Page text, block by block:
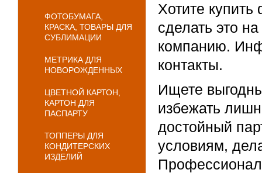
ФОТОБУМАГА,
КРАСКА, ТОВАРЫ ДЛЯ
СУБЛИМАЦИИ
МЕТРИКА ДЛЯ
НОВОРОЖДЕННЫХ
ЦВЕТНОЙ КАРТОН,
КАРТОН ДЛЯ
ПАСПАРТУ
ТОППЕРЫ ДЛЯ
КОНДИТЕРСКИХ
ИЗДЕЛИЙ
Хотите
сделать это
компанию.
контакты.
Ищете
избежать
достойный
условиям,